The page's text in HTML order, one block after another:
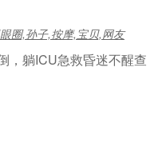
圈,孙子,按摩,宝贝,网友